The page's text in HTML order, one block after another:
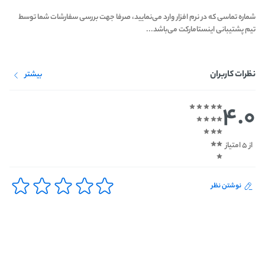
شماره تماسی که در نرم افزار وارد می‌نمایید، صرفا جهت بررسی سفارشات شما توسط
تیم پشتیبانی اینستامارکت می‌باشد...
نظرات کاربران بیشتر
4.0
از 5 امتیاز
نوشتن نظر